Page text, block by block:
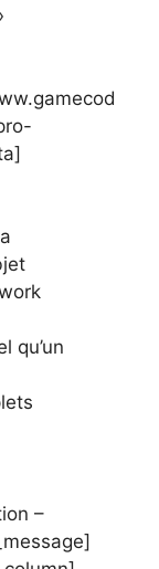
qu’un
–